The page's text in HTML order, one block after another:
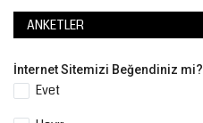
ANKETLER
İnternet Sitemizi Beğendiniz mi?
Evet